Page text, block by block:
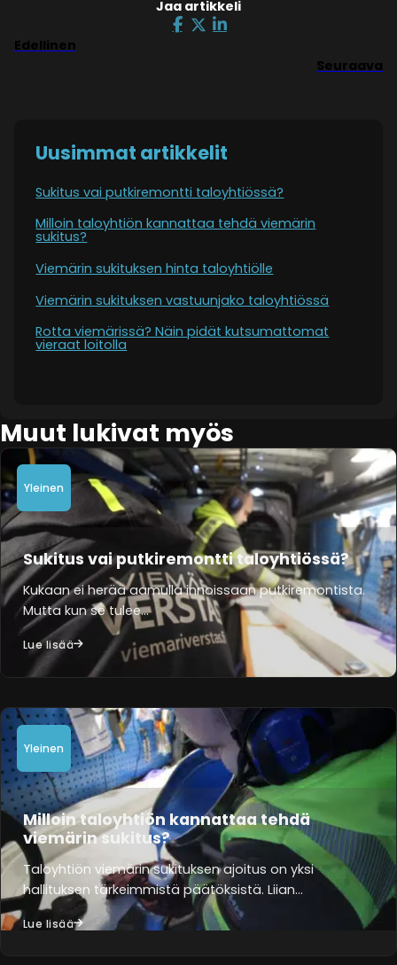
Jaa artikkeli
Edellinen
Seuraava
Uusimmat artikkelit
Sukitus vai putkiremontti taloyhtiössä?
Milloin taloyhtiön kannattaa tehdä viemärin
sukitus?
Viemärin sukituksen hinta taloyhtiölle
Viemärin sukituksen vastuunjako taloyhtiössä
Rotta viemärissä? Näin pidät kutsumattomat
vieraat loitolla
Muut lukivat myös
Yleinen
Sukitus vai putkiremontti taloyhtiössä?
Kukaan ei herää aamulla innoissaan putkiremontista.
Mutta kun se tulee…
Lue lisää
Yleinen
Milloin taloyhtiön kannattaa tehdä
viemärin sukitus?
Taloyhtiön viemärin sukituksen ajoitus on yksi
hallituksen tärkeimmistä päätöksistä. Liian…
Lue lisää